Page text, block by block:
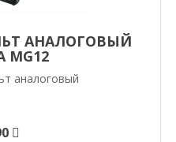
АНАЛОГОВЫЙ
MG12
аналоговый